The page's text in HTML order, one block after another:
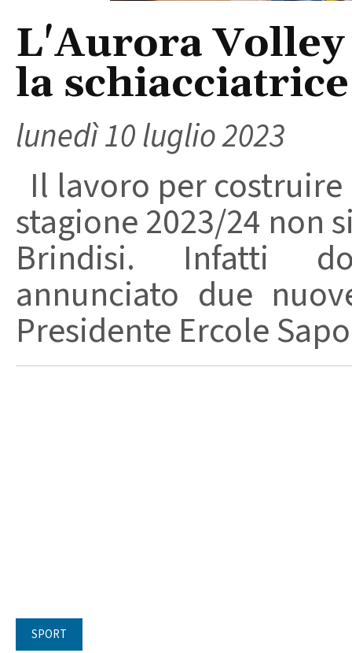
L'Aurora
la
lunedì 10 luglio 2023
Il lavoro per
stagione 2023/24 non
Brindisi. Infatti
annunciato due
Presidente Ercole
SPORT